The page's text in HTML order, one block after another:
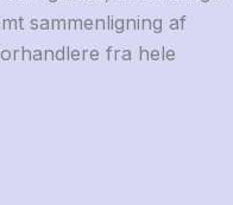
sammenligning af
fra hele